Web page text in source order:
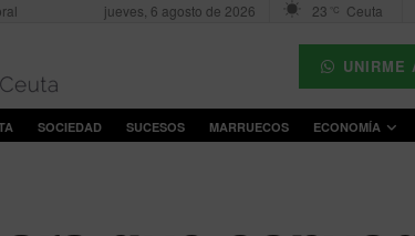
jueves, 6 agosto de 2026 23 °C Ceuta
UNIRME
SOCIEDAD SUCESOS MARRUECOS ECONOMÍA